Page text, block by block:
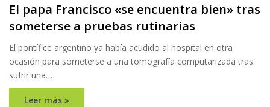
El papa Francisco «se encuentra bien» tras
someterse a pruebas rutinarias
El pontífice argentino ya había acudido al hospital en otra
ocasión para someterse a una tomografía computarizada tras
sufrir una…
Leer más »